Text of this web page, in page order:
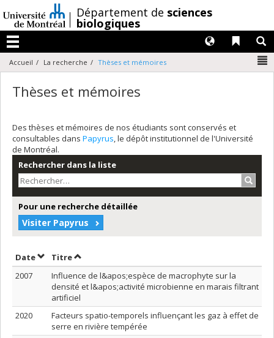
au
contenu
/Département de sciences
biologiques
Menu
Liens
Langues
Accueil La recherche Thèses et mémoires
Thèses et mémoires
Des thèses et mémoires de nos étudiants sont conservés et
consultables dans Papyrus, le dépôt institutionnel de l'Université
de Montréal.
Rechercher dans la liste
Pour une recherche détaillée
Visiter Papyrus
DateTrier par date en ordre croissant
TitreTrier par titre en ordre croissant
2007
Influence de l&apos;espèce de macrophyte sur la
densité et l&apos;activité microbienne en marais filtrant
artificiel
2020
Facteurs spatio-temporels influençant les gaz à effet de
serre en rivière tempérée